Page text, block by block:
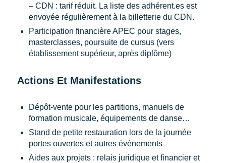
– CDN : tarif réduit. La liste des adhérent.es est
envoyée régulièrement à la billetterie du CDN.
Participation financière APEC pour stages,
masterclasses, poursuite de cursus (vers
établissement supérieur, après diplôme)
Actions Et Manifestations
Dépôt-vente pour les partitions, manuels de
formation musicale, équipements de danse…
Stand de petite restauration lors de la journée
portes ouvertes et autres évènements
Aides aux projets : relais juridique et financier et